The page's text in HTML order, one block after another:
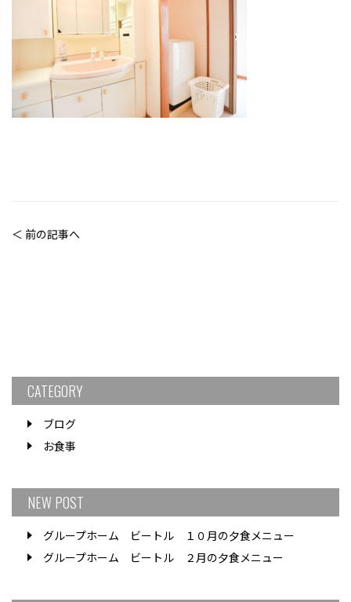
＜ 前の記事へ
CATEGORY
ブログ
お食事
NEW POST
グループホーム ビートル １０月の夕食メニュー
グループホーム ビートル ２月の夕食メニュー